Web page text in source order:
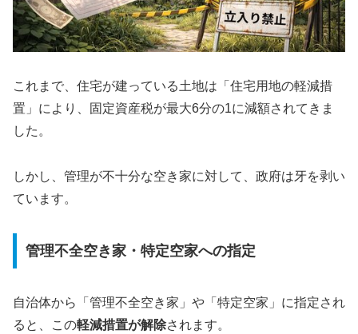
これまで、住宅が建っている土地は「住宅用地の軽減措
置」により、固定資産税が最大6分の1に減額されてきま
した。
しかし、管理が不十分な空き家に対して、政府は牙を剥い
ています。
管理不全空き家・特定空家への指定
自治体から「管理不全空き家」や「特定空家」に指定され
ると、この軽減措置が解除されます。